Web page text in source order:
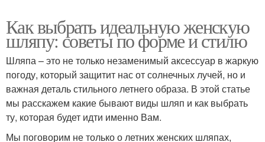
Как выбрать идеальную женскую
шляпу: советы по форме и стилю
Шляпа – это не только незаменимый аксессуар в жаркую
погоду, который защитит нас от солнечных лучей, но и
важная деталь стильного летнего образа. В этой статье
мы расскажем какие бывают виды шляп и как выбрать
ту, которая будет идти именно Вам.
Мы поговорим не только о летних женских шляпах,